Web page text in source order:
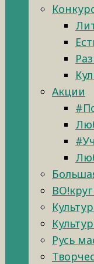
Акции
Русь